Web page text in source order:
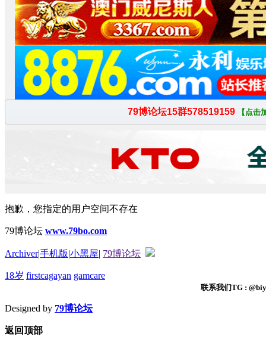
抱歉，您指定的用户空间不存在
79博论坛 www.79bo.com
Archiver|手机版|小黑屋| 79博论坛
18岁 firstcagayan gamcare
联系我们TG :
Designed by 79博论坛
返回顶部